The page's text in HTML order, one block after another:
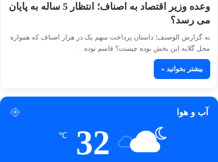
وعده وزیر اقتصاد به اصناف؛ انتظار 5 ساله به پایان
می رسد؟
به گزارش الوصنف؛ داستان پرداخت سهم یک در هزار اصناف که همواره
محل گلایه این بخش بوده چیست؟ قاسم نوده…
بیشتر بخوانید »
آب و هوا
32
℃